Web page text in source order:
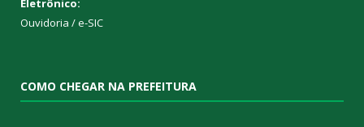
Eletrônico:
Ouvidoria /e-SIC
COMO CHEGAR NA PREFEITURA